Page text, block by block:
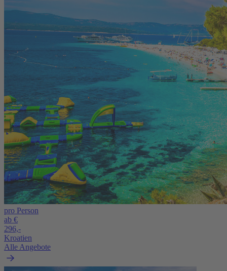
pro Person
ab €
296,-
Kroatien
Alle Angebote